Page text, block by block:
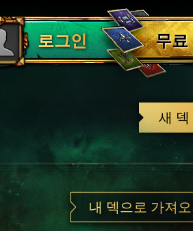
로그인
로그아웃
무료
새 덱
내 덱으로 가져오